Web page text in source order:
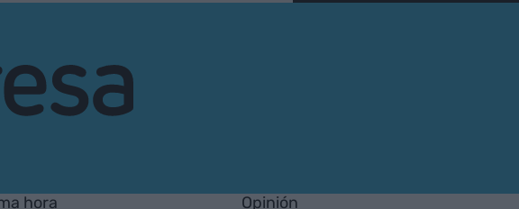
hora Opinión